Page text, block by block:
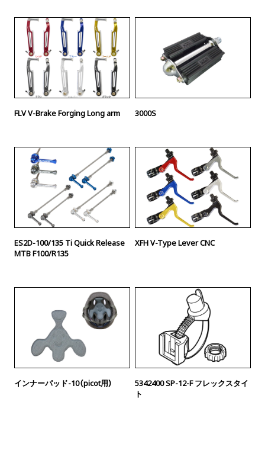
FLV V-Brake Forging Long arm 3000S
ES2D-100/135 Ti Quick Release
MTB F100/R135
XFH V-Type Lever CNC
インナーパッド-10（picot用）
5342400 SP-12-F フレックスタイ
ト